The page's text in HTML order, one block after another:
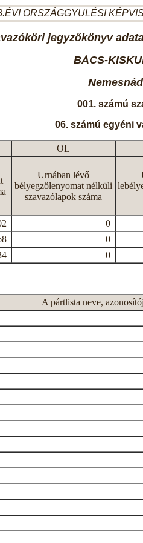
ORSZÁGGYULÉSI
jegyzőkönyv
BÁCS-
001. számú
06. számú egyéni
OL
Urnában lévő
bélyegzőlenyomat nélküli
szavazólapok száma
0
0
0
A pártlista neve,